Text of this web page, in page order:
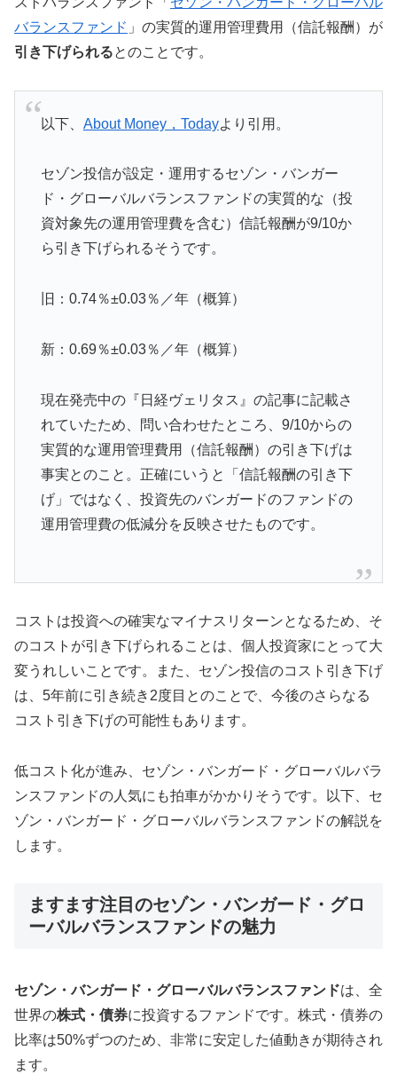
バランスファンド 」の実質的運用管理費用（信託報酬）が
引き下げられるとのことです。
以下、 About Money，Todayより引用。
セゾン投信が設定・運用するセゾン・バンガー
ド・グローバルバランスファンドの実質的な（投
資対象先の運用管理費を含む）信託報酬が9/10か
ら引き下げられるそうです。
旧：0.74％±0.03％／年（概算）
新：0.69％±0.03％／年（概算）
現在発売中の『日経ヴェリタス』の記事に記載さ
れていたため、問い合わせたところ、9/10からの
実質的な運用管理費用（信託報酬）の引き下げは
事実とのこと。正確にいうと「信託報酬の引き下
げ」ではなく、投資先のバンガードのファンドの
運用管理費の低減分を反映させたものです。
コストは投資への確実なマイナスリターンとなるため、そ
のコストが引き下げられることは、個人投資家にとって大
変うれしいことです。また、セゾン投信のコスト引き下げ
は、5年前に引き続き2度目とのことで、今後のさらなる
コスト引き下げの可能性もあります。
低コスト化が進み、セゾン・バンガード・グローバルバラ
ンスファンドの人気にも拍車がかかりそうです。以下、セ
ゾン・バンガード・グローバルバランスファンドの解説を
します。
ますます注目のセゾン・バンガード・グロ
ーバルバランスファンドの魅力
セゾン・バンガード・グローバルバランスファンドは、全
世界の株式・債券に投資するファンドです。 株式・債券の
比率は50%ずつのため、非常に安定した値動き が期待され
ます。